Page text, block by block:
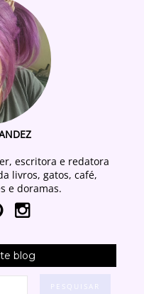
escritora e redatora
livros, gatos, café,
e doramas.
blog